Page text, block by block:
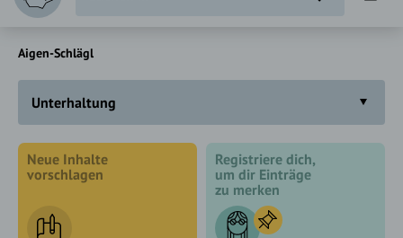
Aigen-Schlägl
Unterhaltung
Neue Inhalte
vorschlagen
Registriere dich,
um dir Einträge
zu merken